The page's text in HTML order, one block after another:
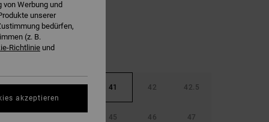
40 40.5 41 42 42.5
45 46 47
Werbung und
unserer
bedürfen,
(z. B.
Richtlinie und
akzeptieren